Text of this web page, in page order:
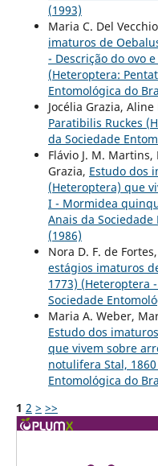
(1993)
Maria C. Del
imaturos de
- Descrição do ovo
(Heteroptera:
Entomológica do
Jocélia Grazia,
Paratibilis Ruckes
da Sociedade
Flávio J. M. Martins,
Grazia, Estudo dos
(Heteroptera) que
I - Mormidea
Anais da
(1986)
Nora D. F. de
estágios imaturos
1773) (Heteroptera
Sociedade
Maria A. Weber,
Estudo dos
que vivem sobre
notulifera Stal, 1860
Entomológica do
1 2 > >>